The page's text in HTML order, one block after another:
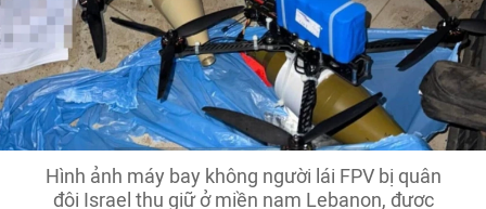
Hình ảnh máy bay không người lái FPV bị quân
đội Israel thu giữ ở miền nam Lebanon, được